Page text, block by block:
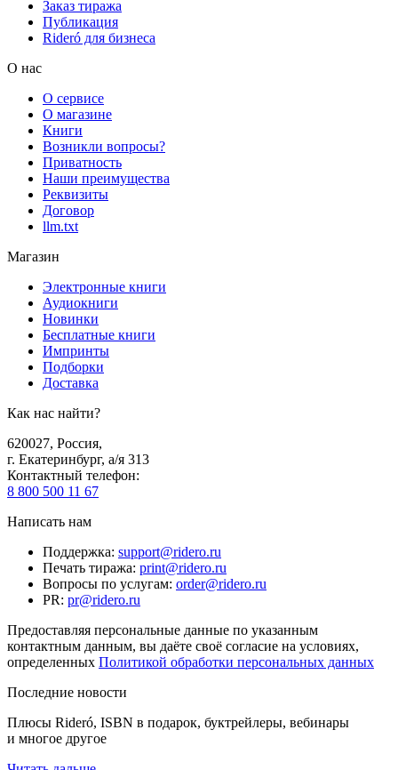
Заказ тиража
Публикация
Rideró для бизнеса
О нас
О сервисе
О магазине
Книги
Возникли вопросы?
Приватность
Наши преимущества
Реквизиты
Договор
llm.txt
Магазин
Электронные книги
Аудиокниги
Новинки
Бесплатные книги
Импринты
Подборки
Доставка
Как нас найти?
620027, Россия,
г. Екатеринбург, а/я 313
Контактный телефон:
8 800 500 11 67
Написать нам
Поддержка: support@ridero.ru
Печать тиража: print@ridero.ru
Вопросы по услугам: order@ridero.ru
PR: pr@ridero.ru
Предоставляя персональные данные по указанным
контактным данным, вы даёте своё согласие на условиях,
определенных Политикой обработки персональных данных
Последние новости
Плюсы Rideró, ISBN в подарок, буктрейлеры, вебинары
и многое другое